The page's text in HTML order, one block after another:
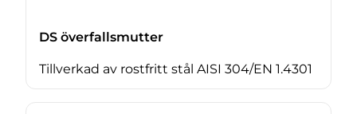
DS överfallsmutter
Tillverkad av rostfritt stål AISI 304/EN 1.4301